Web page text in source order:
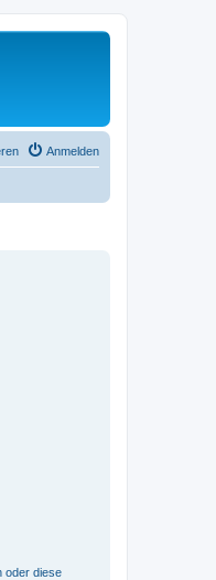
Anmelden
oder diese